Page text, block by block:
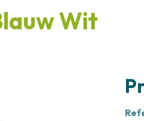
Wit